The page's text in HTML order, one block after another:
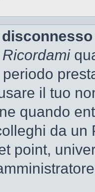
Ricordami
il tuo
quando
da un
point,